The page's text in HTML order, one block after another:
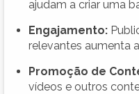
ajudam a criar uma
Engajamento:
relevantes aumenta
Promoção de
vídeos e outros